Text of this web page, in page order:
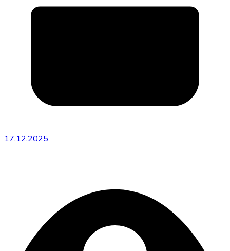
17.12.2025